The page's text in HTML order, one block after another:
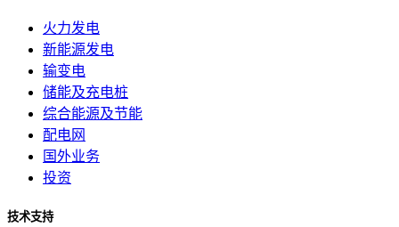
火力发电
新能源发电
输变电
储能及充电桩
综合能源及节能
配电网
国外业务
投资
技术支持